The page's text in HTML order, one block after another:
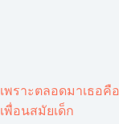
เพราะตลอดมาเธอคือ
เพื่อนสมัยเด็ก